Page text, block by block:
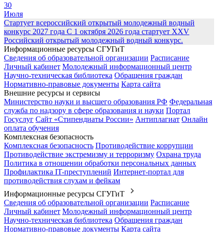
30
Июля
Стартует всероссийский открытый молодежный водный
конкурс 2027 года С 1 октября 2026 года стартует XXV
Российский открытый молодежный водный конкурс.
Информационные ресурсы СГУГиТ
Сведения об образовательной организации Расписание
Личный кабинет Молодежный информационный центр
Научно-техническая библиотека Обращения граждан
Нормативно-правовые документы Карта сайта
Внешние ресурсы и сервисы
Министерство науки и высшего образования РФ Федеральная
служба по надзору в сфере образования и науки Портал
Госуслуг Сайт «Стипендиаты России» Антиплагиат Онлайн
оплата обучения
Комплексная безопасность
Комплексная безопасность Противодействие коррупции
Противодействие экстремизму и терроризму Охрана труда
Политика в отношении обработки персональных данных
Профилактика IT-преступлений Интернет-портал для
противодействия слухам и фейкам
Информационные ресурсы СГУГиТ
Сведения об образовательной организации Расписание
Личный кабинет Молодежный информационный центр
Научно-техническая библиотека Обращения граждан
Нормативно-правовые документы Карта сайта